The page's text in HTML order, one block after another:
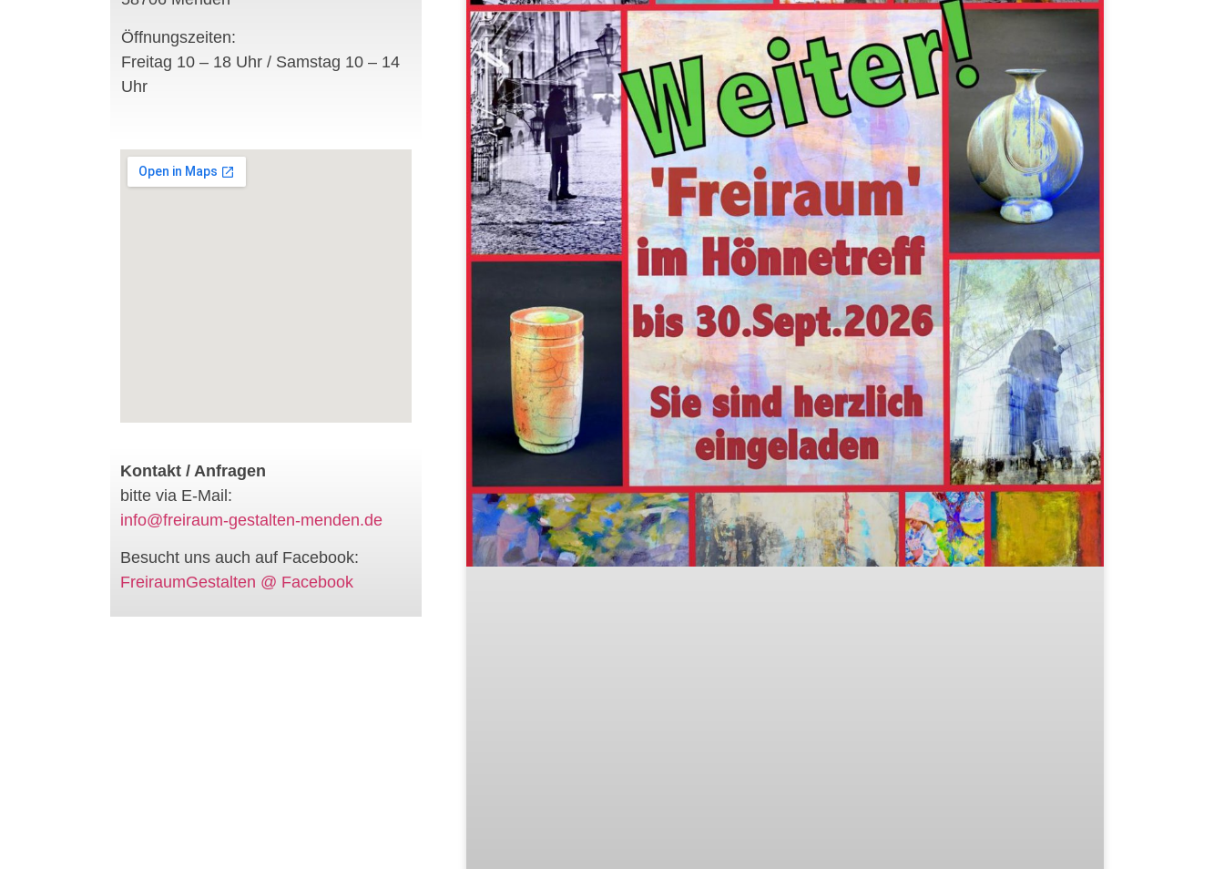
Öffnungszeiten:
Freitag 10 – 18 Uhr / Samstag 10 – 14
Uhr
Kontakt / Anfragen
bitte via E-Mail:
info@freiraum-gestalten-menden.de
Besucht uns auch auf Facebook:
FreiraumGestalten @ Facebook